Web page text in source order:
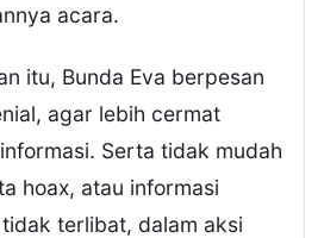
acara.
itu, Bunda Eva berpesan
agar lebih cermat
Serta tidak mudah
hoax, atau informasi
terlibat, dalam aksi